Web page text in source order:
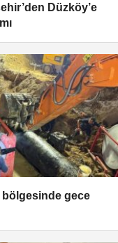
Düzköy’e
bölgesinde gece